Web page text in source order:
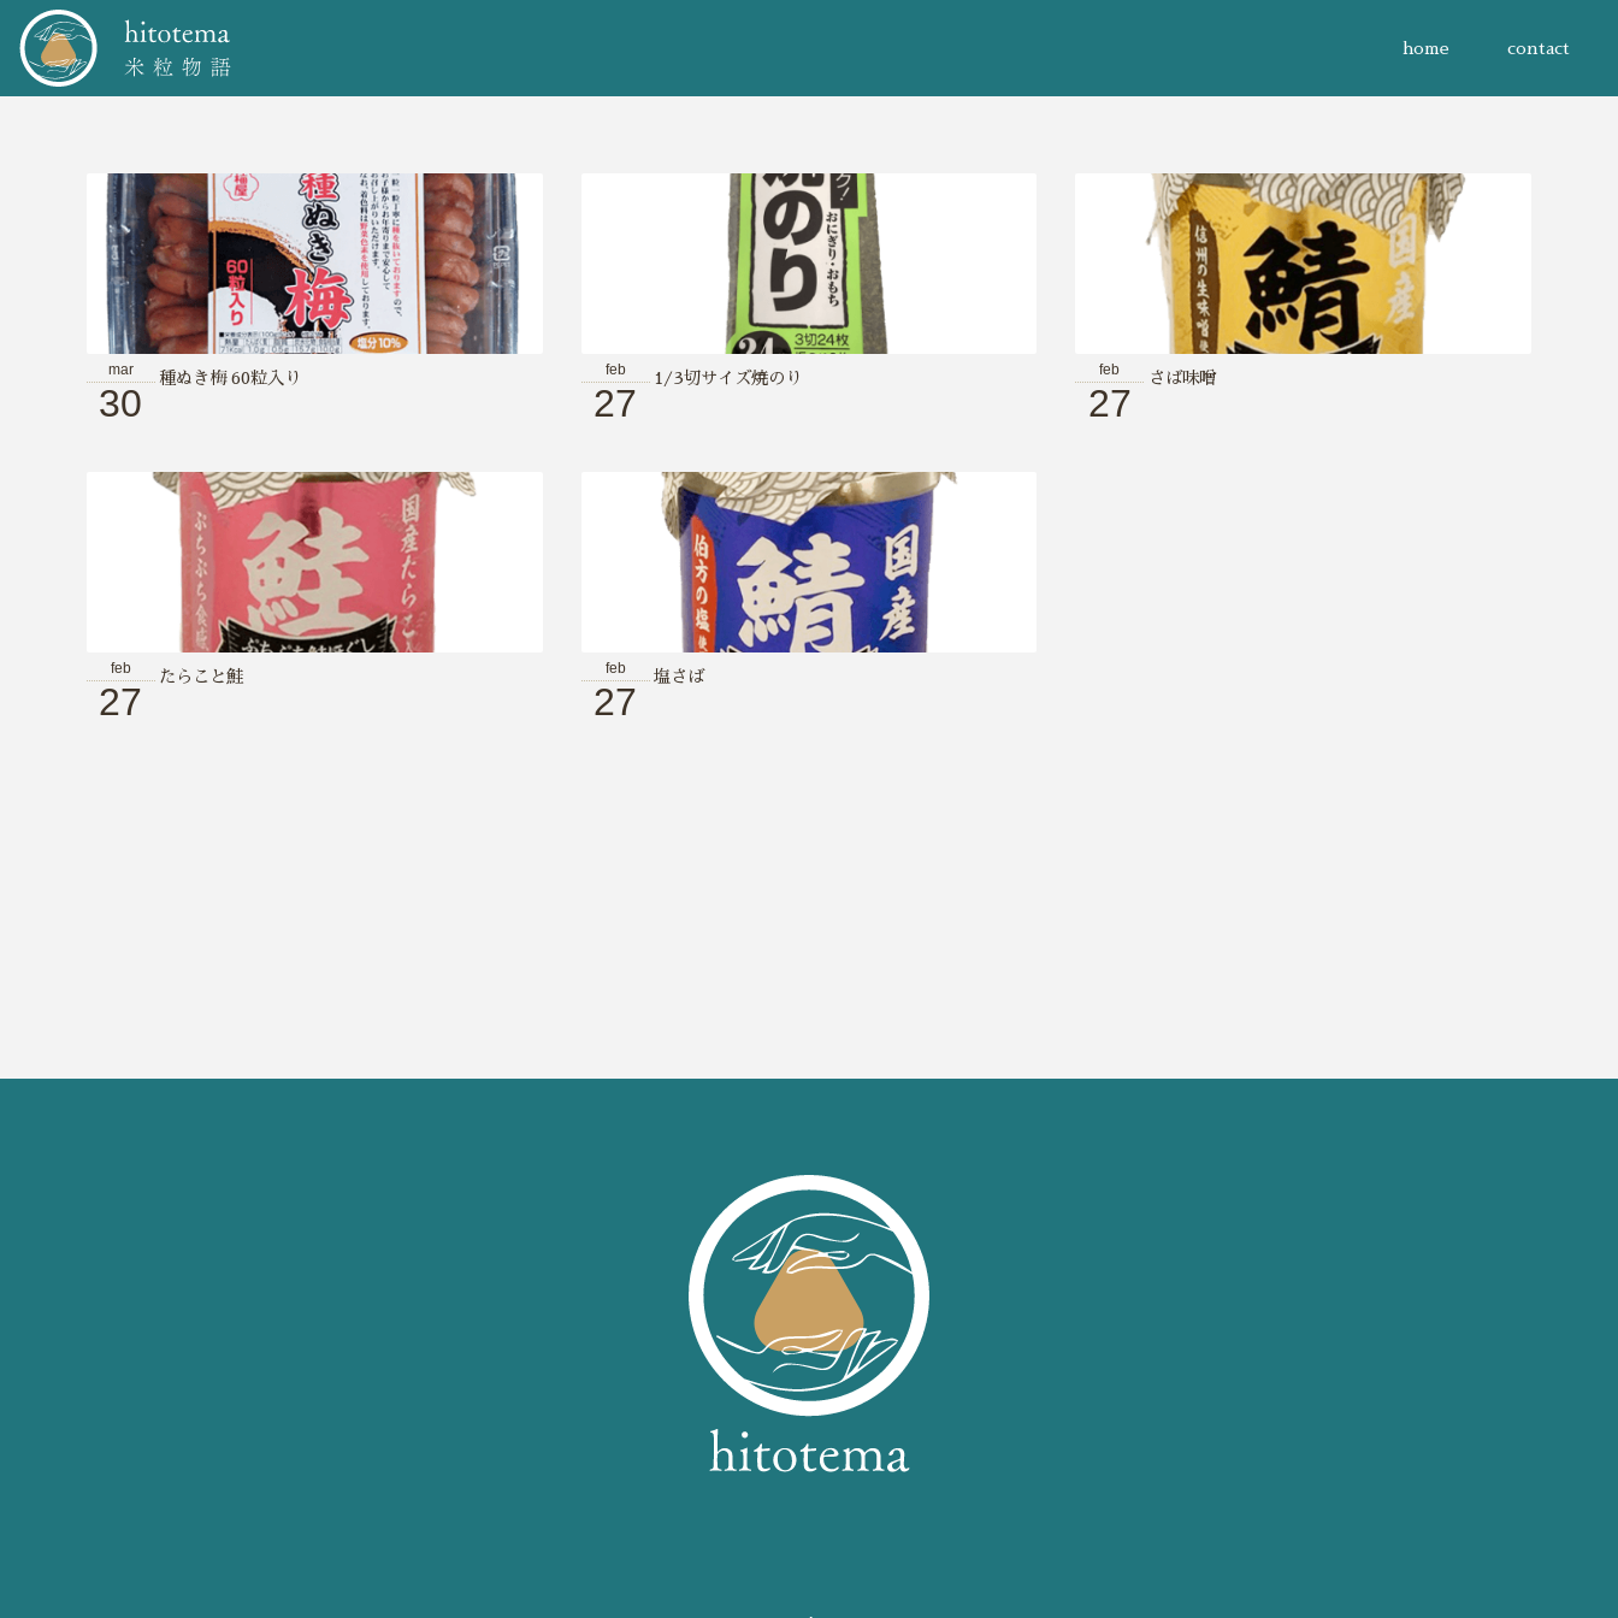
home contact
mar
30
種ぬき梅 60粒入り feb
27
1/3切サイズ焼のり feb
27
さば味噌
feb
27
たらこと鮭 feb
27
塩さば